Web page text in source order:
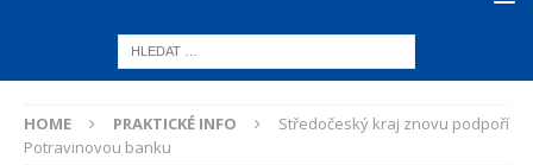
HOME PRAKTICKÉ INFO
Středočeský kraj znovu podpoří
Potravinovou banku